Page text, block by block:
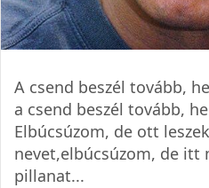
A csend beszél tovább,
a csend beszél tovább,
Elbúcsúzom, de ott
nevet,elbúcsúzom, de itt
pillanat...